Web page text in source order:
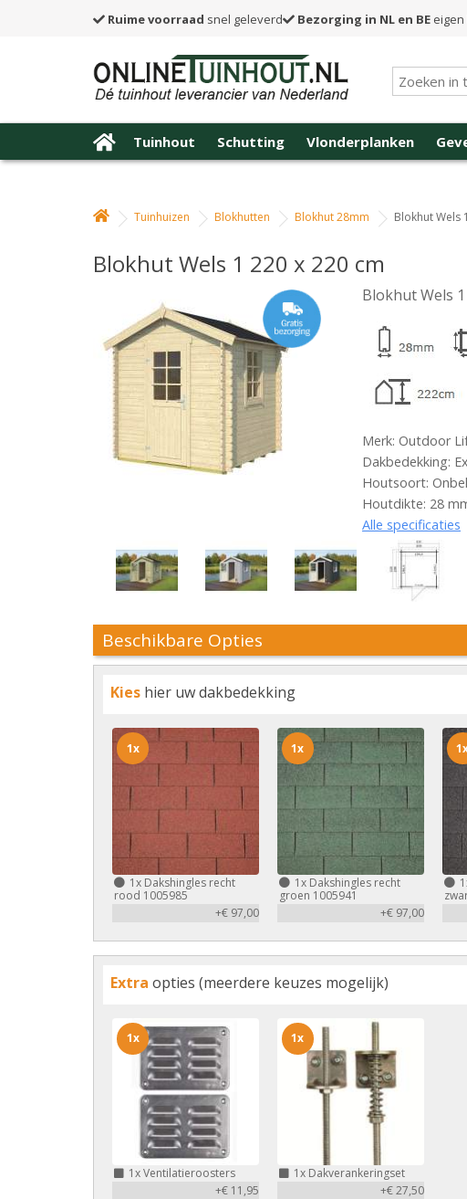
Ruime voorraad snel geleverd Bezorging in NL en BE
Tuinhout Schutting Vlonderplanken
Tuinhuizen Blokhutten Blokhut 28mm Blokhut Wels
Blokhut Wels 1 220 x 220 cm
Blokhut Wels
Merk: Outdoor
Dakbedekking:
Houtsoort:
Houtdikte: 28
Alle specificaties
Beschikbare Opties
Kies hier uw dakbedekking
1x Dakshingles recht
rood 1005985
+€ 97,00
1x
1xDakshingles recht
groen 1005941
+€ 97,00
1x
Extra opties (meerdere keuzes mogelijk)
1xVentilatieroosters
+€ 11,95
1x
1xDakverankeringset
+€ 27,50
1x